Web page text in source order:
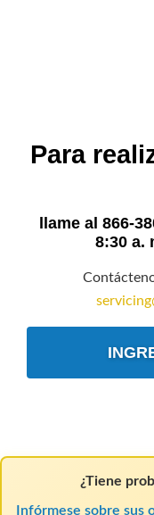
Para
llame al 866-
8:30 a.
¿Tiene
Infórmese sobre sus